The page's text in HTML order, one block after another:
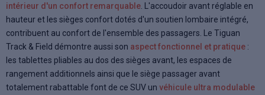
intérieur d'un confort remarquable . L'accoudoir avant réglable en
hauteur et les sièges confort dotés d'un soutien lombaire intégré,
contribuent au confort de l'ensemble des passagers. Le Tiguan
Track & Field démontre aussi son aspect fonctionnel et pratique :
les tablettes pliables au dos des sièges avant, les espaces de
rangement additionnels ainsi que le siège passager avant
totalement rabattable font de ce SUV un véhicule ultra modulable